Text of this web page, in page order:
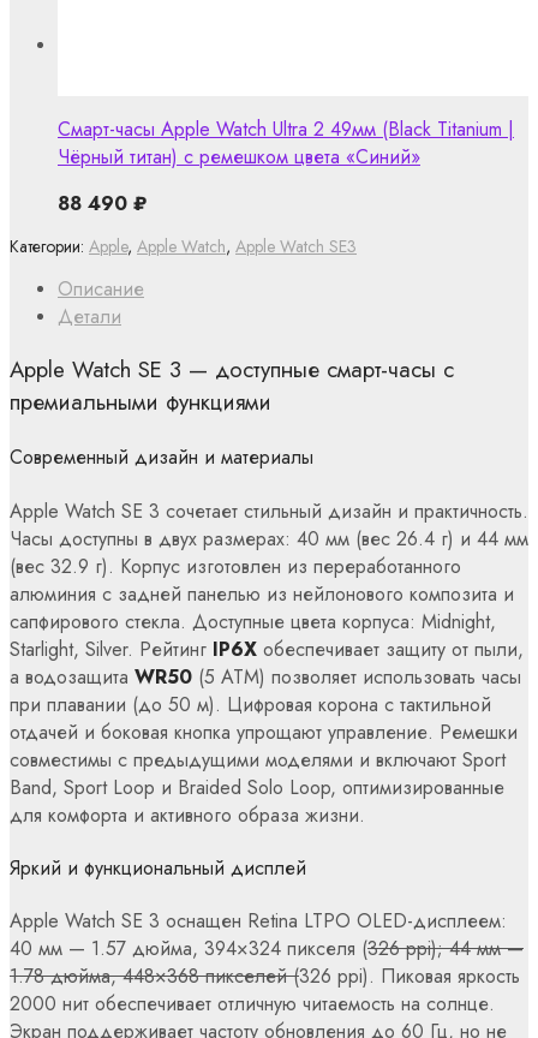
Описание
Детали
Apple Watch SE 3 — доступные смарт-часы с
премиальными функциями
Современный дизайн и материалы
Apple Watch SE 3 сочетает стильный дизайн и практичность.
Часы доступны в двух размерах: 40 мм (вес 26.4 г) и 44 мм
(вес 32.9 г). Корпус изготовлен из переработанного
алюминия с задней панелью из нейлонового композита и
сапфирового стекла. Доступные цвета корпуса: Midnight,
Starlight, Silver. Рейтинг IP6X обеспечивает защиту от пыли,
а водозащита WR50 (5 ATM) позволяет использовать часы
при плавании (до 50 м). Цифровая корона с тактильной
отдачей и боковая кнопка упрощают управление. Ремешки
совместимы с предыдущими моделями и включают Sport
Band, Sport Loop и Braided Solo Loop, оптимизированные
для комфорта и активного образа жизни.
Яркий и функциональный дисплей
Apple Watch SE 3 оснащен Retina LTPO OLED-дисплеем:
40 мм — 1.57 дюйма, 394×324 пикселя (326 ppi); 44 мм —
1.78 дюйма, 448×368 пикселей (326 ppi). Пиковая яркость
2000 нит обеспечивает отличную читаемость на солнце.
Экран поддерживает частоту обновления до 60 Гц, но не
Категории: Apple, Apple Watch, Apple Watch SE3
Смарт-часы Apple Watch Ultra 2 49мм (Black Titanium |
Чёрный титан) с ремешком цвета «Синий»
88 490 ₽